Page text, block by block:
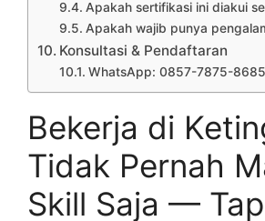
Apakah sertifikasi ini diakui
Apakah wajib punya
Konsultasi & Pendaftaran
WhatsApp: 0857-7875-8685
Bekerja di
Tidak Pernah
Skill Saja —